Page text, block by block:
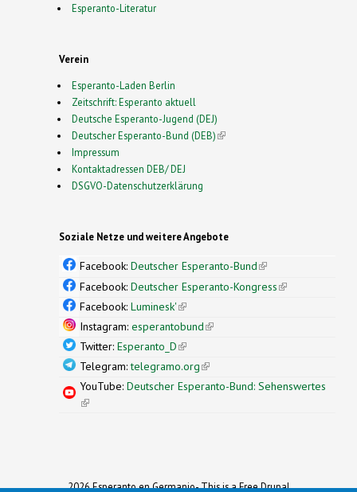
Esperanto-Literatur
Verein
Esperanto-Laden Berlin
Zeitschrift: Esperanto aktuell
Deutsche Esperanto-Jugend (DEJ)
Deutscher Esperanto-Bund (DEB)(link is external)
Impressum
Kontaktadressen DEB/ DEJ
DSGVO-Datenschutzerklärung
Soziale Netze und weitere Angebote
Facebook: Deutscher Esperanto-Bund(link is
external)
Facebook: Deutscher Esperanto-Kongress(link is
Facebook: Luminesk'(link is external)
Instagram: esperantobund(link is external)
Twitter: Esperanto_D(link is external)
Telegram:telegramo.org(link is external)
YouTube: Deutscher Esperanto-Bund: Sehenswertes
(link is external)
2026 Esperanto en Germanio- This is a Free Drupal